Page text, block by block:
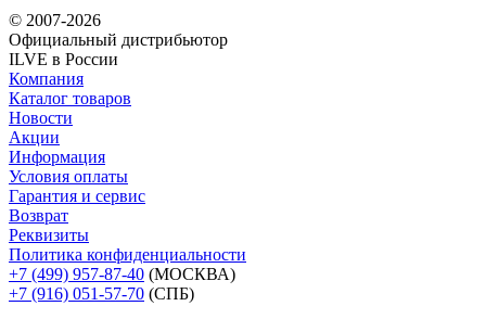
© 2007-2026
Официальный дистрибьютoр
ILVE в России
Компания
Каталог товаров
Новости
Акции
Информация
Условия оплаты
Гарантия и сервис
Возврат
Реквизиты
Политика конфиденциальности
+7 (499) 957-87-40 (МОСКВА)
+7 (916) 051-57-70 (СПБ)